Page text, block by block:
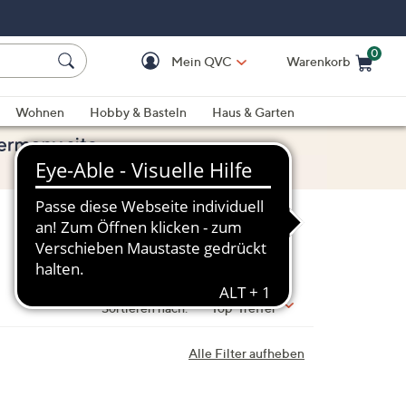
Mein QVC Warenkorb
0
Wohnen Hobby & Basteln
Haus & Garten
Sortieren nach: Top-Treffer
Alle Filter aufheben